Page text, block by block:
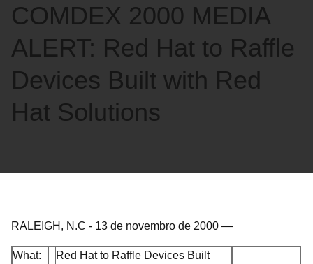
COMDEX 2000 MEDIA
ALERT: Red Hat to Raffle
Devices Built with Red
Hat Solutions
RALEIGH, N.C - 13 de novembro de 2000 —
What:
Red Hat to Raffle Devices Built